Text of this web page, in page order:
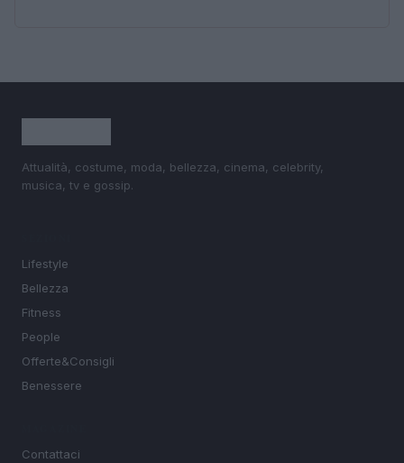
Attualità, costume, moda, bellezza, cinema, celebrity,
musica, tv e gossip.
Lifestyle
Bellezza
Fitness
People
Offerte&Consigli
Benessere
Contattaci